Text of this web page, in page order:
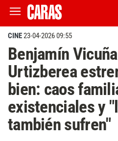
CINE23-04-2026 09:55
Benjamín
Urtizberea
bien: caos
existenciales y
también sufren"